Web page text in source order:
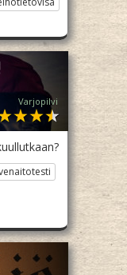
Varjopilvi